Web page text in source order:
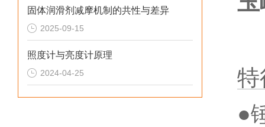
固体润滑剂减摩机制的共性与差异
2025-09-15
照度计与亮度计原理
2024-04-25
特
●